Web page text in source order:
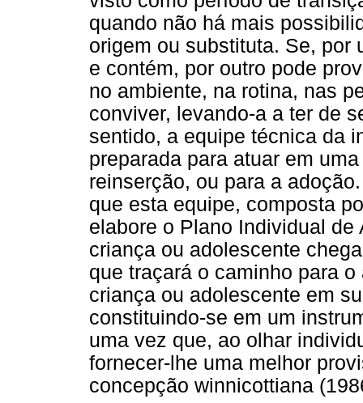
quando não há mais
origem ou substituta. Se, por
e contém, por outro pode
no ambiente, na rotina, nas
conviver, levando-a a ter de
sentido, a equipe técnica da
preparada para atuar em
reinserção, ou para a
que esta equipe, composta
elabore o Plano Individual
criança ou adolescente
que traçará o caminho para
criança ou adolescente em
constituindo-se em um
uma vez que, ao olhar
fornecer-lhe uma melhor
concepção winnicottiana